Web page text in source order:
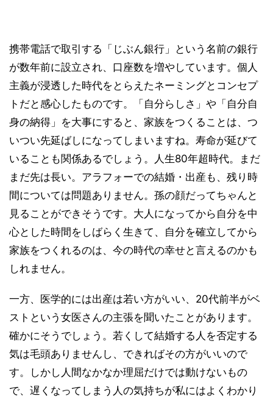
携帯電話で取引する「じぶん銀行」という名前の銀行
が数年前に設立され、口座数を増やしています。個人
主義が浸透した時代をとらえたネーミングとコンセプ
トだと感心したものです。「自分らしさ」や「自分自
身の納得」を大事にすると、家族をつくることは、つ
いつい先延ばしになってしまいますね。寿命が延びて
いることも関係あるでしょう。人生80年超時代。まだ
まだ先は長い。アラフォーでの結婚・出産も、残り時
間については問題ありません。孫の顔だってちゃんと
見ることができそうです。大人になってから自分を中
心とした時間をしばらく生きて、自分を確立してから
家族をつくれるのは、今の時代の幸せと言えるのかも
しれません。
一方、医学的には出産は若い方がいい、20代前半がベ
ストという女医さんの主張を聞いたことがあります。
確かにそうでしょう。若くして結婚する人を否定する
気は毛頭ありませんし、できればその方がいいので
す。しかし人間なかなか理屈だけでは動けないもの
で、遅くなってしまう人の気持ちが私にはよくわかり